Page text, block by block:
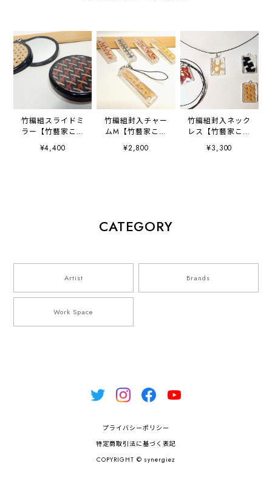
竹編組スライドミ
ラー【竹藝家こじ
まちから】
¥4,400
竹編組封入チャー
ムM【竹藝家こじ
まちから】
¥2,800
竹編組封入ネック
レス【竹藝家こじ
まちから】
¥3,300
CATEGORY
Artist Brands
Work Space
プライバシーポリシー
特定商取引法に基づく表記
COPYRIGHT © synergiez